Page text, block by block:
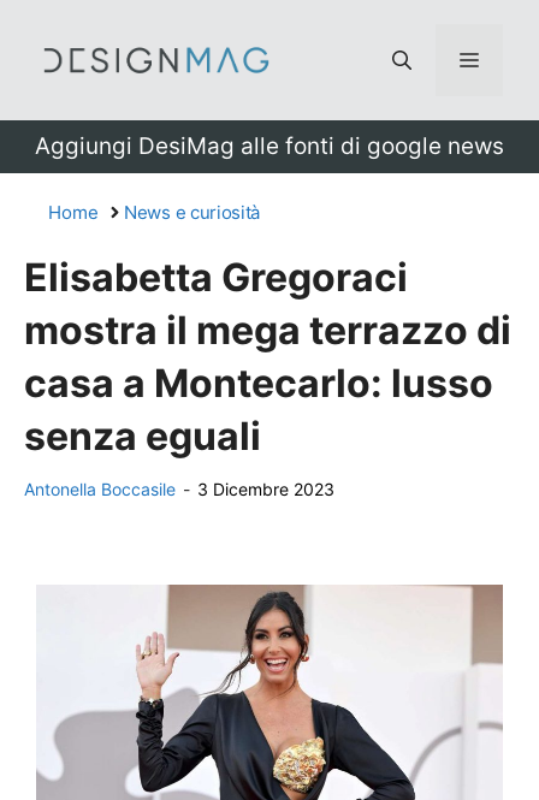
Menu
Aggiungi DesiMag alle fonti di google news
Home News e curiosità
Elisabetta Gregoraci
mostra il mega terrazzo di
casa a Montecarlo: lusso
senza eguali
Antonella Boccasile - 3 Dicembre 2023